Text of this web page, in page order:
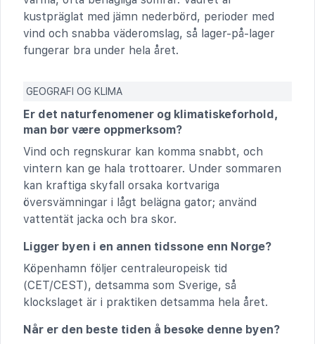
kustpräglat med jämn nederbörd, perioder med
vind och snabba väderomslag, så lager-på-lager
fungerar bra under hela året.
GEOGRAFI OG KLIMA
Er det naturfenomener og klimatiskeforhold,
man bør være oppmerksom?
Vind och regnskurar kan komma snabbt, och
vintern kan ge hala trottoarer. Under sommaren
kan kraftiga skyfall orsaka kortvariga
översvämningar i lågt belägna gator; använd
vattentät jacka och bra skor.
Ligger byen i en annen tidssone enn Norge?
Köpenhamn följer centraleuropeisk tid
(CET/CEST), detsamma som Sverige, så
klockslaget är i praktiken detsamma hela året.
Når er den beste tiden å besøke denne byen?